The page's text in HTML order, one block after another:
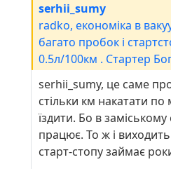
serhii_sumy
radko, економіка в
багато пробок і
0.5л/100км . Стартер
58грн дп на окко. Тож
заміни стартера
Якщо він економить
відповідно 42к км
50к км не міняєш
паритись )
serhii_sumy, це саме
стільки км накатати по
їздити. Бо в
працює. То ж і
старт-стопу займає